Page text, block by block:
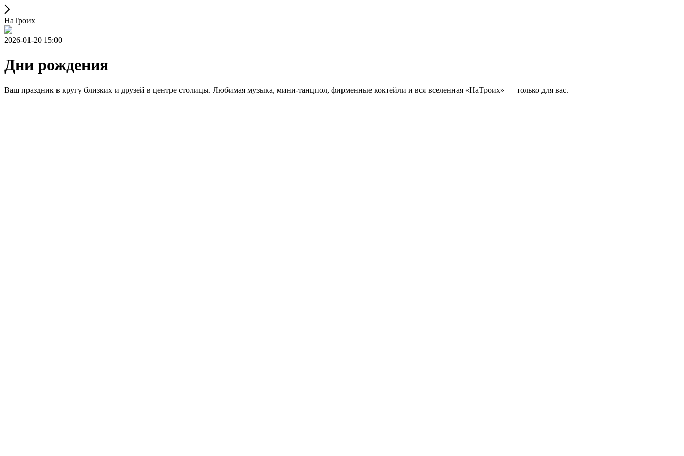
НаТроих
2026-01-20 15:00
Дни рождения
Ваш праздник в кругу близких и друзей в центре столицы. Любимая музыка, мини-танцпол, фирменные коктейли и вся вселенная «НаТроих» — только для вас.